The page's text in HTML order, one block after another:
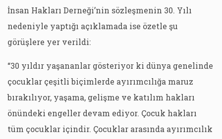
İnsan Hakları Derneği’nin sözleşmenin 30. Yılı
nedeniyle yaptığı açıklamada ise özetle şu
görüşlere yer verildi:
“30 yıldır yaşananlar gösteriyor ki dünya genelinde
çocuklar çeşitli biçimlerde ayırımcılığa maruz
bırakılıyor, yaşama, gelişme ve katılım hakları
önündeki engeller devam ediyor. Çocuk hakları
tüm çocuklar içindir. Çocuklar arasında ayırımcılık